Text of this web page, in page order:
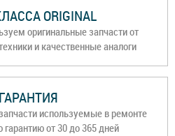
ORIGINAL
оригинальные запчасти от
и качественные аналоги
используемые в ремонте
от 30 до 365 дней